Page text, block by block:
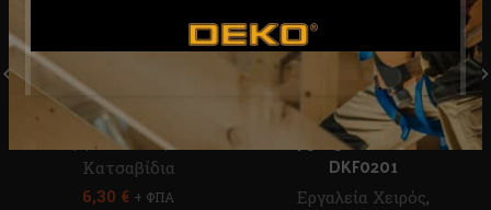
Σετ Κατσαβίδια 9τεμ.
DEKO DKA01ST54-9
Εργαλεία Χειρός
Κατσαβίδια
6,30 € + ΦΠΑ
Δοκιμαστικό Κατσαβίδι
4.5Χ152mm DEKO
DKF0201
Εργαλεία Χειρός,